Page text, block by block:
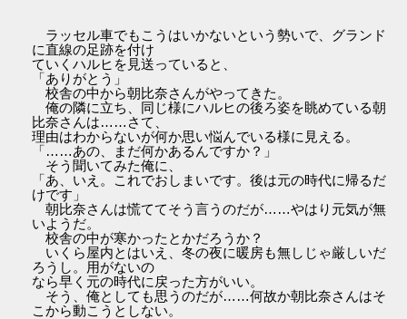
ラッセル車でもこうはいかないという勢いで、グランド
に直線の足跡を付け
ていくハルヒを見送っていると、
「ありがとう」
校舎の中から朝比奈さんがやってきた。
俺の隣に立ち、同じ様にハルヒの後ろ姿を眺めている朝
比奈さんは……さて、
理由はわからないが何か思い悩んでいる様に見える。
「……あの、まだ何かあるんですか？」
そう聞いてみた俺に、
「あ、いえ。これでおしまいです。後は元の時代に帰るだ
けです」
朝比奈さんは慌ててそう言うのだが……やはり元気が無
いようだ。
校舎の中が寒かったとかだろうか？
いくら屋内とはいえ、冬の夜に暖房も無しじゃ厳しいだ
ろうし。用がないの
なら早く元の時代に戻った方がいい。
そう、俺としても思うのだが……何故か朝比奈さんはそ
こから動こうとしない。